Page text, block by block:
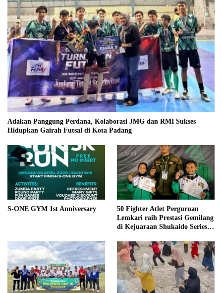
Adakan Panggung Perdana, Kolaborasi JMG dan RMI Sukses
Hidupkan Gairah Futsal di Kota Padang
S-ONE GYM 1st Anniversary
50 Fighter Atlet Perguruan
Lemkari raih Prestasi Gemilang
di Kejuaraan Shukaido Series 1